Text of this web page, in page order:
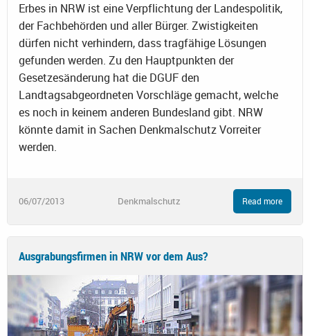
Erbes in NRW ist eine Verpflichtung der Landespolitik,
der Fachbehörden und aller Bürger. Zwistigkeiten
dürfen nicht verhindern, dass tragfähige Lösungen
gefunden werden. Zu den Hauptpunkten der
Gesetzesänderung hat die DGUF den
Landtagsabgeordneten Vorschläge gemacht, welche
es noch in keinem anderen Bundesland gibt. NRW
könnte damit in Sachen Denkmalschutz Vorreiter
werden.
06/07/2013 Denkmalschutz Read more
Ausgrabungsfirmen in NRW vor dem Aus?